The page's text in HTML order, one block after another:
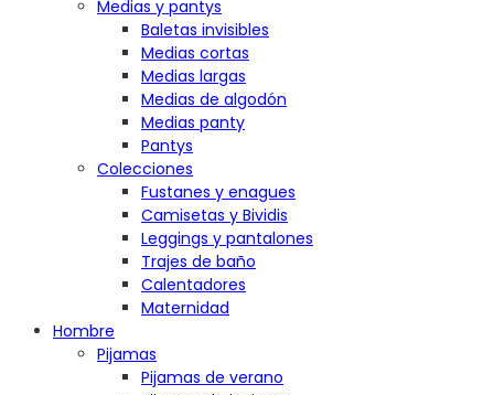
Medias y pantys
Baletas invisibles
Medias cortas
Medias largas
Medias de algodón
Medias panty
Pantys
Colecciones
Fustanes y enagues
Camisetas y Bividis
Leggings y pantalones
Trajes de baño
Calentadores
Maternidad
Hombre
Pijamas
Pijamas de verano